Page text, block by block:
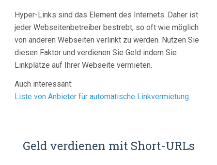
Hyper-Links sind das Element des Internets. Daher ist
jeder Webseitenbetreiber bestrebt, so oft wie möglich
von anderen Webseiten verlinkt zu werden. Nutzen Sie
diesen Faktor und verdienen Sie Geld indem Sie
Linkplätze auf Ihrer Webseite vermieten.
Auch interessant:
Liste von Anbieter für automatische Linkvermietung
Geld verdienen mit Short-URLs